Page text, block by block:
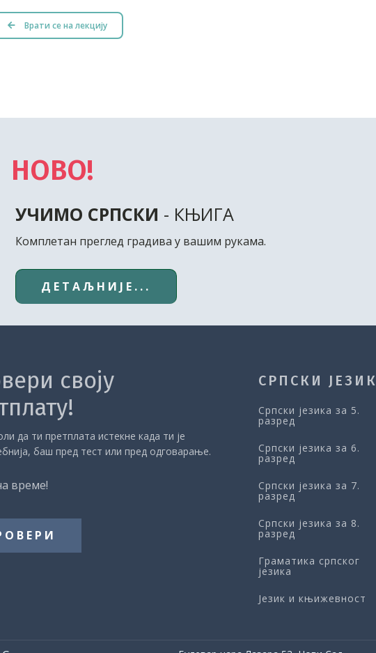
Врати се на лекцију
НОВО!
УЧИМО СРПСКИ - КЊИГА
Комплетан преглед градива у вашим рукама.
ДЕТАЉНИЈЕ...
своју
да ти претплата истекне када ти је
баш пред тест или пред одговарање.
време!
СРПСКИ ЈЕЗИК
Српски језика за 5.
разред
Српски језика за 6.
разред
Српски језика за 7.
разред
Српски језика за 8.
разред
Граматика српског
језика
Језик и књижевност